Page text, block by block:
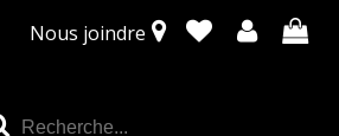
Nous joindre